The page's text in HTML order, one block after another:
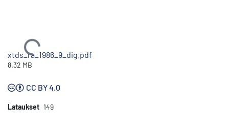
Ladataan...
xtds_ra_1986_9_dig.pdf
8.32 MB
CC BY 4.0
Lataukset 149